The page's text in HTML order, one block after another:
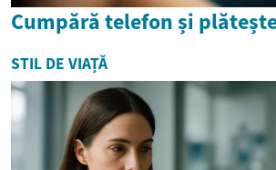
Cumpără telefon și
STIL DE VIAȚĂ